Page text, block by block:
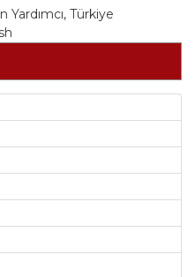
Yardımcı, Türkiye